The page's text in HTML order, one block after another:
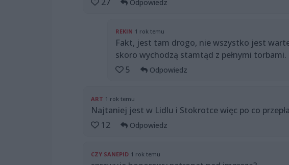
Odpowiedz
REKIN 1 rok temu
Fakt, jest tam drogo, nie wszystko jest
skoro wychodzą stamtąd z pełnymi torbami.
5
Odpowiedz
ART 1 rok temu
Najtaniej jest w Lidlu i Stokrotce więc po co
12
Odpowiedz
CZY SANEPID 1 rok temu